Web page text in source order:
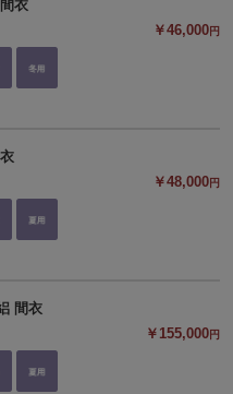
衣
￥46,000円
￥48,000円
間衣
￥155,000円